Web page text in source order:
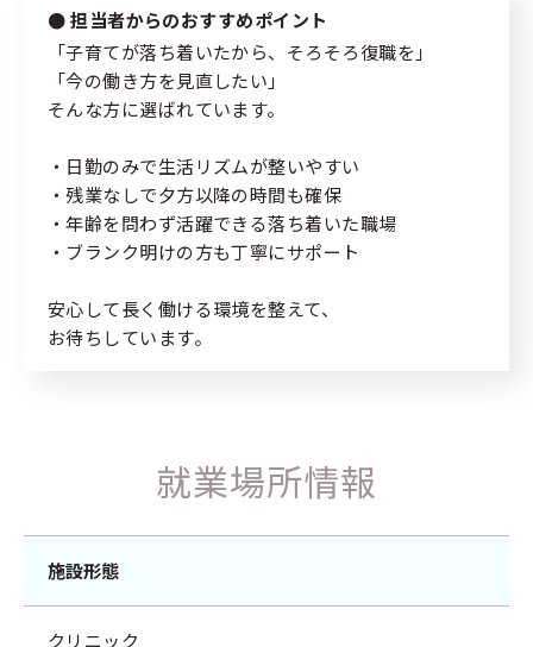
担当者からのおすすめポイント
「子育てが落ち着いたから、そろそろ復職を」
「今の働き方を見直したい」
そんな方に選ばれています。
・日勤のみで生活リズムが整いやすい
・残業なしで夕方以降の時間も確保
・年齢を問わず活躍できる落ち着いた職場
・ブランク明けの方も丁寧にサポート
安心して長く働ける環境を整えて、
お待ちしています。
就業場所情報
施設形態
クリニック